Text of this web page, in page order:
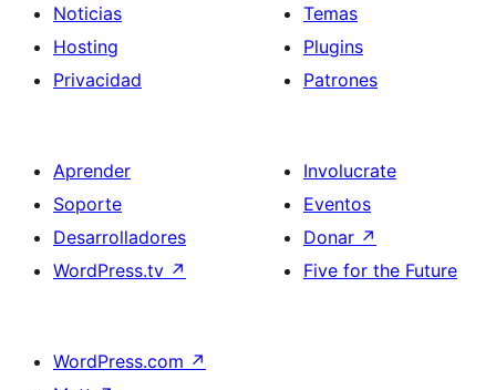
Noticias
Hosting
Privacidad
Temas
Plugins
Patrones
Aprender
Soporte
Desarrolladores
WordPress.tv ↗
Involucrate
Eventos
Donar ↗
Five for the Future
WordPress.com ↗